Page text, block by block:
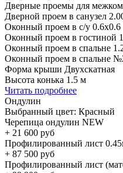
Дверные проемы для
Дверной проем в санузел
Оконный проем в с/у 0.6х0.6
Оконный проем в гостиной
Оконный проем в спальне
Оконный проем в спальне
Форма крыши Двухскатная
Высота конька 1.5 м
Читать подробнее
Ондулин
Выбранный цвет: Красный
Черепица ондулин NEW
+ 21 600 руб
Профилированный лист
+ 87 500 руб
Профилированный лист